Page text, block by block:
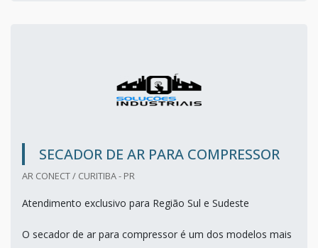
SECADOR DE AR PARA COMPRESSOR
AR CONECT / CURITIBA - PR
Atendimento exclusivo para Região Sul e Sudeste
O secador de ar para compressor é um dos modelos mais